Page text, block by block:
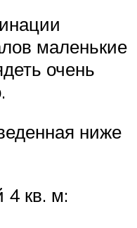
маленькие
очень
ниже
кв. м: